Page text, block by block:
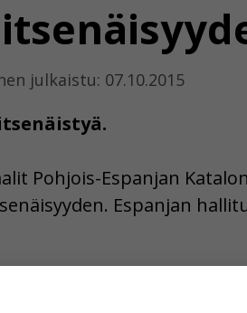
julkaistu: 07.10.2015
Pohjois-Espanjan
Espanjan
osana Espanjaa, jos